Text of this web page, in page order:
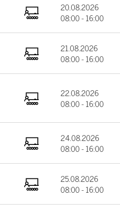
20.08.2026
08:00 - 16:00
21.08.2026
08:00 - 16:00
22.08.2026
08:00 - 16:00
24.08.2026
08:00 - 16:00
25.08.2026
08:00 - 16:00